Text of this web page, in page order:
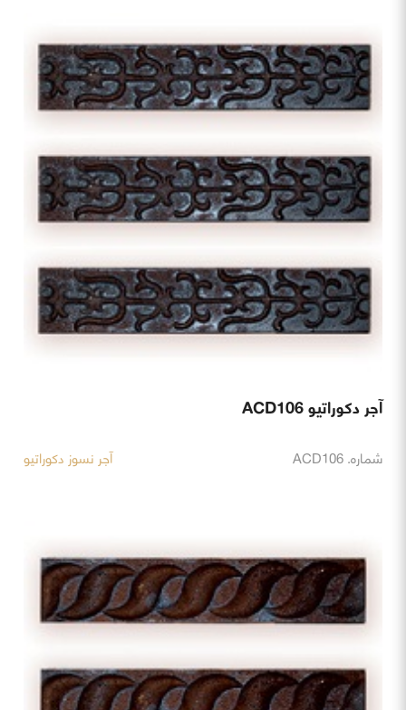
آجر دکوراتیو ACD106
شماره. ACD106 آجر نسوز دکوراتیو